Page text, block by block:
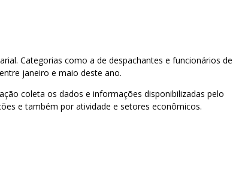
Categorias como a de despachantes e funcionários de
janeiro e maio deste ano.
coleta os dados e informações disponibilizadas pelo
e também por atividade e setores econômicos.